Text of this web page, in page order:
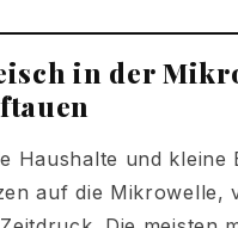
in der
Haushalte und kleine
auf die Mikrowelle,